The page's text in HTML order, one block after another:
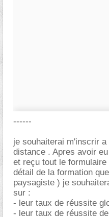
------
je souhaiterai m'inscrir
distance . Apres avoir
et reçu tout le
détail de la formation
paysagiste ) je
sur :
- leur taux de réussite
- leur taux de réussite